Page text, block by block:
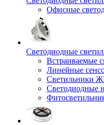
Офисные
Светодиодные
Встраиваемые
Линейные
Светильники
Светодиодные